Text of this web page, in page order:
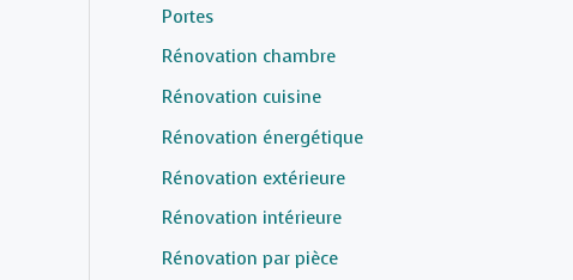
Portes
Rénovation chambre
Rénovation cuisine
Rénovation énergétique
Rénovation extérieure
Rénovation intérieure
Rénovation par pièce